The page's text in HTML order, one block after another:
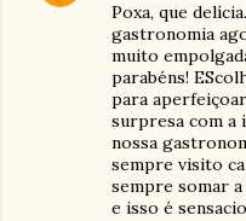
Poxa, que
gastronomia
muito
parabéns!
para
surpresa com a
nossa
sempre visito
sempre somar
e isso é